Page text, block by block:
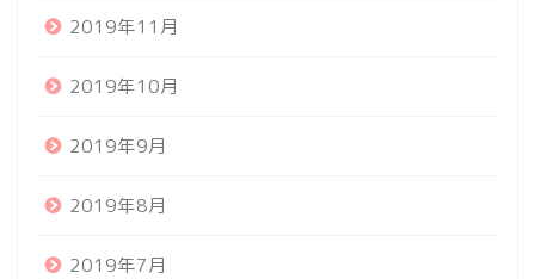
2019年11月
2019年10月
2019年9月
2019年8月
2019年7月